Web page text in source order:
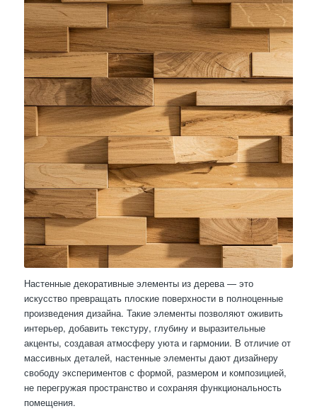
Настенные декоративные элементы из дерева — это
искусство превращать плоские поверхности в полноценные
произведения дизайна. Такие элементы позволяют оживить
интерьер, добавить текстуру, глубину и выразительные
акценты, создавая атмосферу уюта и гармонии. В отличие от
массивных деталей, настенные элементы дают дизайнеру
свободу экспериментов с формой, размером и композицией,
не перегружая пространство и сохраняя функциональность
помещения.